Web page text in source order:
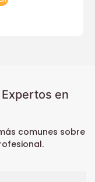
en
comunes sobre